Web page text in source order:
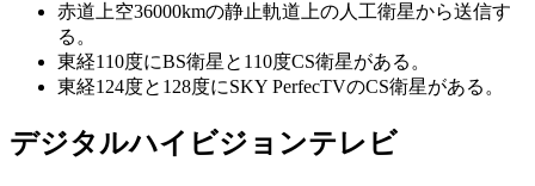
赤道上空36000kmの静止軌道上の人工衛星から送信す
る。
東経110度にBS衛星と110度CS衛星がある。
東経124度と128度にSKY PerfecTVのCS衛星がある。
デジタルハイビジョンテレビ